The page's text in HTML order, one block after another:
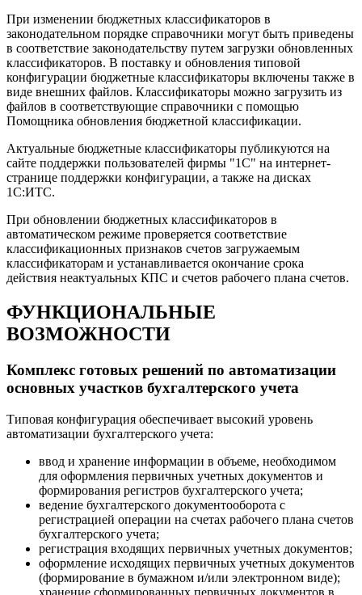
При изменении бюджетных классификаторов в
законодательном порядке справочники могут быть приведены
в соответствие законодательству путем загрузки обновленных
классификаторов. В поставку и обновления типовой
конфигурации бюджетные классификаторы включены также в
виде внешних файлов. Классификаторы можно загрузить из
файлов в соответствующие справочники с помощью
Помощника обновления бюджетной классификации.
Актуальные бюджетные классификаторы публикуются на
сайте поддержки пользователей фирмы "1С" на интернет-
странице поддержки конфигурации, а также на дисках
1С:ИТС.
При обновлении бюджетных классификаторов в
автоматическом режиме проверяется соответствие
классификационных признаков счетов загружаемым
классификаторам и устанавливается окончание срока
действия неактуальных КПС и счетов рабочего плана счетов.
ФУНКЦИОНАЛЬНЫЕ
ВОЗМОЖНОСТИ
Комплекс готовых решений по автоматизации
основных участков бухгалтерского учета
Типовая конфигурация обеспечивает высокий уровень
автоматизации бухгалтерского учета:
ввод и хранение информации в объеме, необходимом
для оформления первичных учетных документов и
формирования регистров бухгалтерского учета;
ведение бухгалтерского документооборота с
регистрацией операции на счетах рабочего плана счетов
бухгалтерского учета;
регистрация входящих первичных учетных документов;
оформление исходящих первичных учетных документов
(формирование в бумажном и/или электронном виде);
хранение сформированных первичных документов в